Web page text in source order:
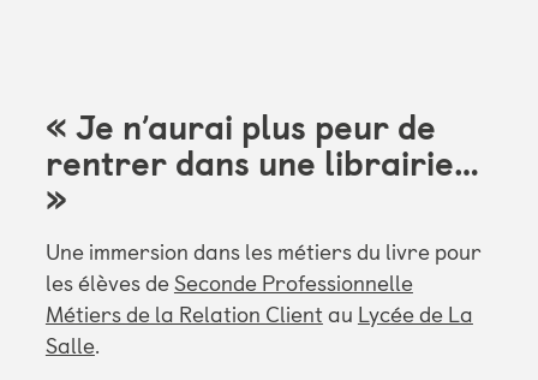
« Je n’aurai plus peur de
rentrer dans une librairie…
»
Une immersion dans les métiers du livre pour
les élèves deSeconde Professionnelle
Métiers de la Relation Client au Lycée de La
Salle.